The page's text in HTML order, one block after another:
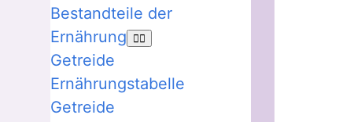
Bestandteile der
Ernährung
Getreide
Ernährungstabelle
Getreide